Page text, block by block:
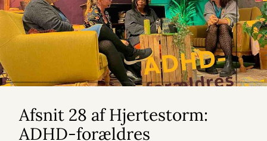
Afsnit 28 af Hjertestorm:
ADHD-forældres